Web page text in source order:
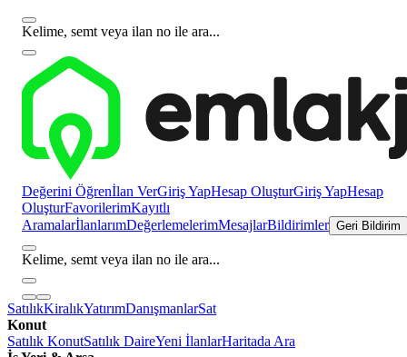
Kelime, semt veya ilan no ile ara...
Değerini Öğrenİlan VerGiriş YapHesap OluşturGiriş YapHesap
OluşturFavorilerimKayıtlı
AramalarİlanlarımDeğerlemelerimMesajlarBildirimler Geri Bildirim
Kelime, semt veya ilan no ile ara...
SatılıkKiralıkYatırımDanışmanlarSat
Konut
Satılık KonutSatılık DaireYeni İlanlarHaritada Ara